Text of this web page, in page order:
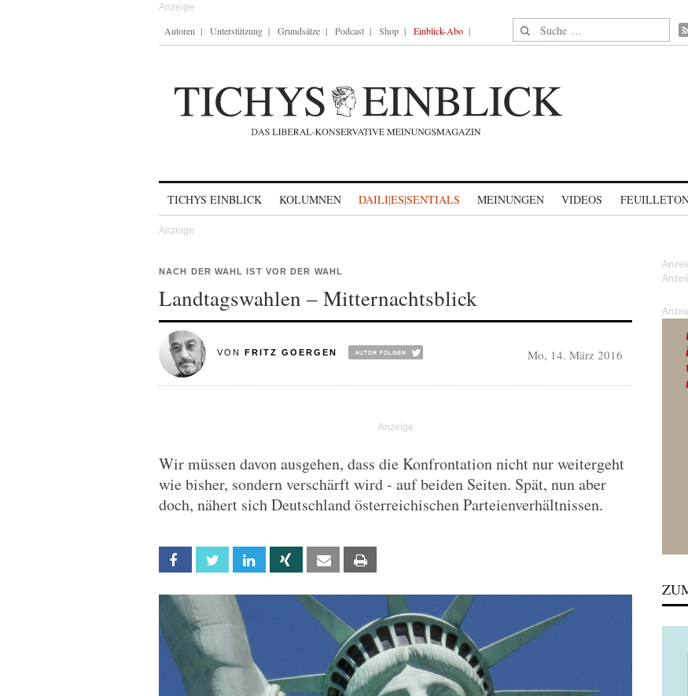
Autoren Unterstützung Grundsätze Podcast Shop Einblick-Abo Suche nach:
TICHYS EINBLICK KOLUMNEN DAILI|ES|SENTIALS MEINUNGEN VIDEOS
NACH DER WAHL IST VOR DER WAHL
Landtagswahlen – Mitternachtsblick
VON FRITZ GOERGEN Mo, 14. März 2016
Wir müssen davon ausgehen, dass die Konfrontation nicht nur weitergeht
wie bisher, sondern verschärft wird - auf beiden Seiten. Spät, nun aber
doch, nähert sich Deutschland österreichischen Parteienverhältnissen.
Facebook Twitter Linkedin Xing Email